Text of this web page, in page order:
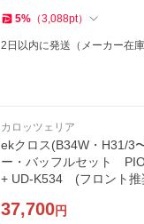
5% （3,088pt）
2日以内に発送（メーカー在
カロッツェリア
ekクロス(B34W・H31/3
ー・バッフルセット
+ UD-K534 (フロント推
37,700円